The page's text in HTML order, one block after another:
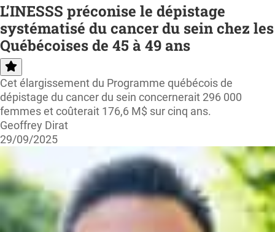
L’INESSS préconise le dépistage
systématisé du cancer du sein chez les
Québécoises de 45 à 49 ans
Cet élargissement du Programme québécois de
dépistage du cancer du sein concernerait 296 000
femmes et coûterait 176,6 M$ sur cinq ans.
Geoffrey Dirat
29/09/2025